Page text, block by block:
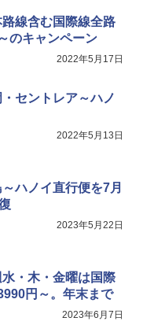
キャンプ・アウトドア・
能 緊急時用 日本国内発
テント 透けない【換気
付き UVカット 防水 防災
線含む国際線全路
のキャンペーン
2022年5月17日
セントレア～ハノ
2022年5月13日
ハノイ直行便を7月
2023年5月22日
・木・金曜は国際
円～。年末まで
2023年6月7日